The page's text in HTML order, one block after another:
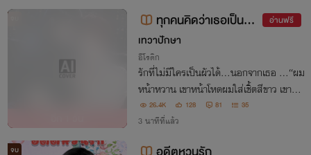
ทุกคนคิดว่าเธอเป็นทอ
ม… แต่ผมคือเมียเธอ |มีอี
บุ้ค
อ่านฟรี
เทวาปักษา
อีโรติก
รักที่ไม่มีใครเป็นผัวได้…นอกจากเธอ …“ผม
หน้าหวาน เขาหน้าโหดผมใส่เชิ้ตสีขาว เขาใส่
แจ็กเก็ตหนังใคร ๆ ก็คิดว่าเขาเป็นทอม ผมเ
ป็นเพื่อนสาวแต่ตอนอยู่ในห้อง…ผมนี่แหละ
26.4K 128 81 35
3 นาทีที่แล้ว
จบ